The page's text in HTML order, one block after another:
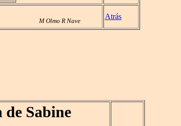
M Olmo R Nave
Atrás
Sabine